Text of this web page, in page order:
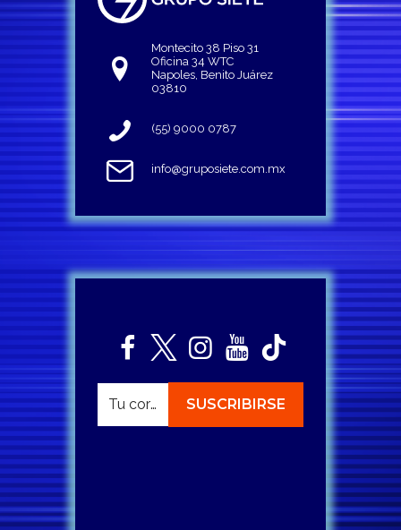
Montecito 38 Piso 31
Oficina 34 WTC
Napoles, Benito Juárez
03810
(55) 9000 0787
info@gruposiete.com.mx